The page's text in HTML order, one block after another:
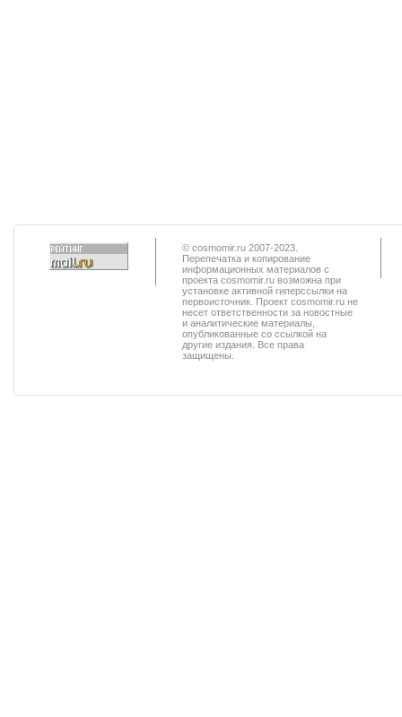
© cosmomir.ru 2007-2023.
Перепечатка и копирование
информационных материалов с
проекта cosmomir.ru возможна при
установке активной гиперссылки на
первоисточник. Проект cosmomir.ru не
несет ответственности за новостные
и аналитические материалы,
опубликованные со ссылкой на
другие издания. Все права
защищены.